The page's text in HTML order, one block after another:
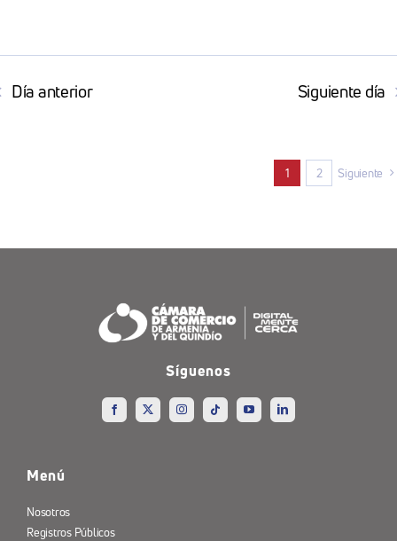
Día anterior Siguiente día
1 2 Siguiente
Síguenos
Menú
Nosotros
Registros Públicos